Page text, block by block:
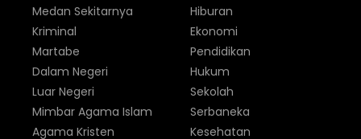
Medan Sekitarnya
Kriminal
Martabe
Dalam Negeri
Luar Negeri
Hiburan
Ekonomi
Pendidikan
Hukum
Sekolah
Mimbar Agama Islam
Agama Kristen
Serbaneka
Kesehatan